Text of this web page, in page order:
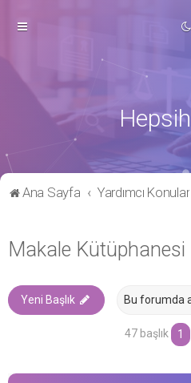
Ana Sayfa Yardımcı Konular
Makale Kütüphanesi
Yeni Başlık
47 başlık 1